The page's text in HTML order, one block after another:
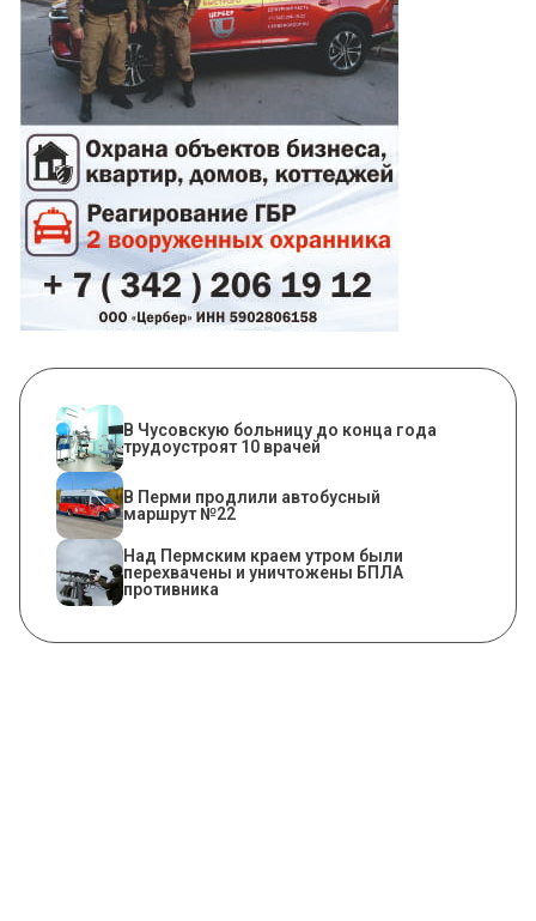
В Чусовскую больницу до конца года
трудоустроят 10 врачей
В Перми продлили автобусный
маршрут №22
Над Пермским краем утром были
перехвачены и уничтожены БПЛА
противника